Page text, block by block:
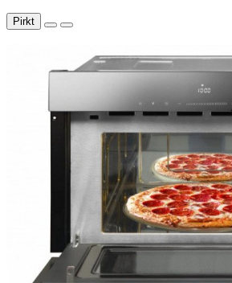
Pirkt